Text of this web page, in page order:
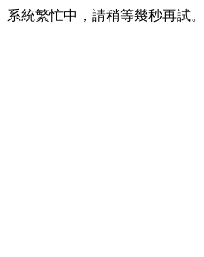
系統繁忙中，請稍等幾秒再試。